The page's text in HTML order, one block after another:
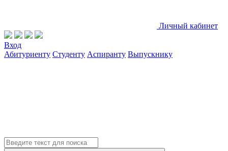
Личный кабинет
Вход
Абитуриенту Студенту Аспиранту Выпускнику